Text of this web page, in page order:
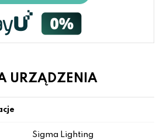
URZĄDZENIA
Sigma Lighting